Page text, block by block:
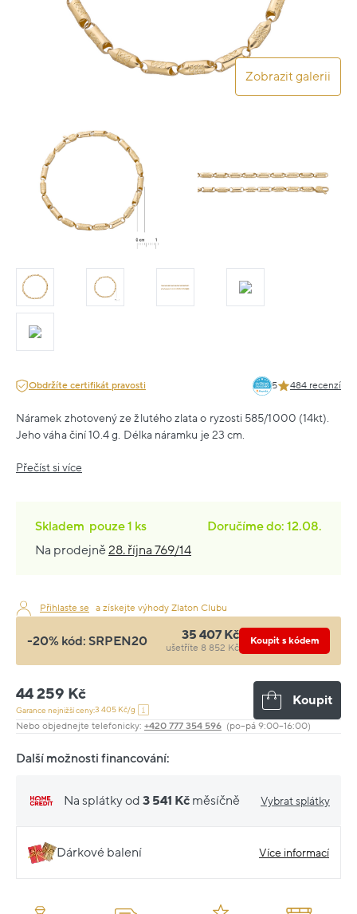
Zobrazit galerii
Obdržíte certifikát pravosti 5 484 recenzí
Náramek zhotovený ze žlutého zlata o ryzosti 585/1000 (14kt).
Jeho váha činí 10.4 g. Délka náramku je 23 cm.
Přečíst si více
Skladem pouze1 ks
Doručíme do: 12.08.
Na prodejně28. října 769/14
Přihlaste se a získejte výhody Zlaton Clubu
-20% kód: SRPEN20 35 407 Kč
ušetříte 8 852 Kč
Koupit s kódem
44 259 Kč
Garance nejnižší ceny:3 405 Kč/g
Koupit
Nebo objednejte telefonicky: +420 777 354 596 (po–pá 9:00–16:00)
Další možnosti financování:
Na splátky od 3 541 Kč měsíčně Vybrat splátky
Dárkové balení Více informací